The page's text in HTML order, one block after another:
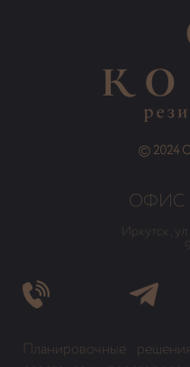
© 2024
ОФИС
Иркутск,
Планировочные